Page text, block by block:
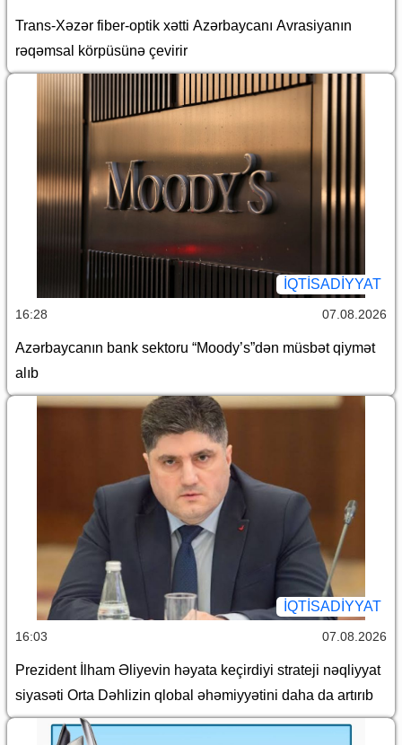
Trans-Xəzər fiber-optik xətti Azərbaycanı Avrasiyanın
rəqəmsal körpüsünə çevirir
İQTİSADİYYAT
16:28 07.08.2026
Azərbaycanın bank sektoru “Moody’s”dən müsbət qiymət
alıb
İQTİSADİYYAT
16:03 07.08.2026
Prezident İlham Əliyevin həyata keçirdiyi strateji nəqliyyat
siyasəti Orta Dəhlizin qlobal əhəmiyyətini daha da artırıb